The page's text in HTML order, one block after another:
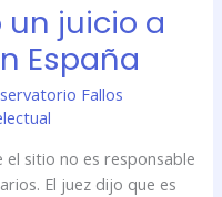
un juicio a
España
Fallos
el sitio no es responsable
El juez dijo que es